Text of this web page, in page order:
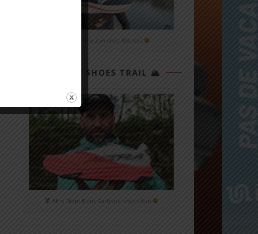
Mizuno Neo Zen chez Alltricks
TOP 3 SHOES TRAIL 🏔
Altra Mont Blanc Carbone chez i-Run